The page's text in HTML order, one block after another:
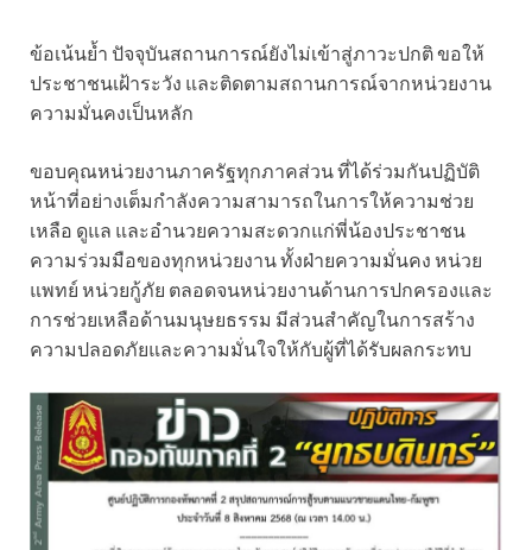
ข้อเน้นย้ำ ปัจจุบันสถานการณ์ยังไม่เข้าสู่ภาวะปกติ ขอให้
ประชาชนเฝ้าระวัง และติดตามสถานการณ์จากหน่วยงาน
ความมั่นคงเป็นหลัก
ขอบคุณหน่วยงานภาครัฐทุกภาคส่วน ที่ได้ร่วมกันปฏิบัติ
หน้าที่อย่างเต็มกำลังความสามารถในการให้ความช่วย
เหลือ ดูแล และอำนวยความสะดวกแก่พี่น้องประชาชน
ความร่วมมือของทุกหน่วยงาน ทั้งฝ่ายความมั่นคง หน่วย
แพทย์ หน่วยกู้ภัย ตลอดจนหน่วยงานด้านการปกครองและ
การช่วยเหลือด้านมนุษยธรรม มีส่วนสำคัญในการสร้าง
ความปลอดภัยและความมั่นใจให้กับผู้ที่ได้รับผลกระทบ